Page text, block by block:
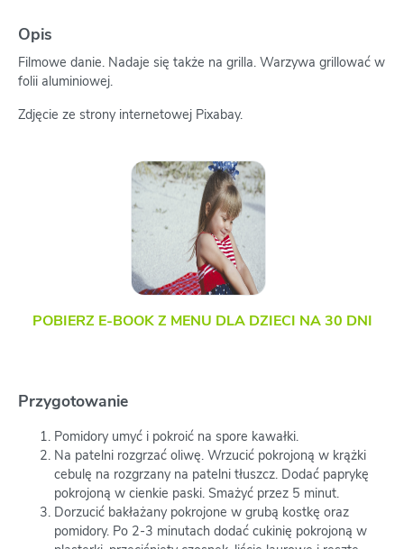
Opis
Filmowe danie. Nadaje się także na grilla. Warzywa grillować w
folii aluminiowej.
Zdjęcie ze strony internetowej Pixabay.
POBIERZ E-BOOK Z MENU DLA DZIECI NA 30 DNI
Przygotowanie
Pomidory umyć i pokroić na spore kawałki.
Na patelni rozgrzać oliwę. Wrzucić pokrojoną w krążki
cebulę na rozgrzany na patelni tłuszcz. Dodać paprykę
pokrojoną w cienkie paski. Smażyć przez 5 minut.
Dorzucić bakłażany pokrojone w grubą kostkę oraz
pomidory. Po 2-3 minutach dodać cukinię pokrojoną w